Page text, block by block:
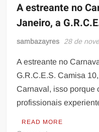
Nesta
quarta-
2
de
acontece
a
Live
A estreante no
Janeiro, a
sambazayres 28 de
A estreante no
G.R.C.E.S. Camisa
Carnaval, isso porque
profissionais
READ MORE